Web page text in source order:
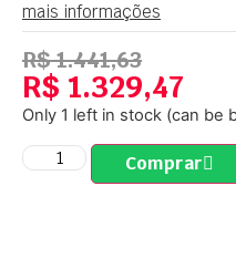
mais informações
R$1.441,63
R$ 1.329,47
Only 1 left in stock (can be
Comprar